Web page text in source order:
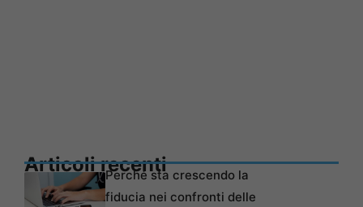
Articoli recentiPerché sta crescendo la
fiducia nei confronti delle